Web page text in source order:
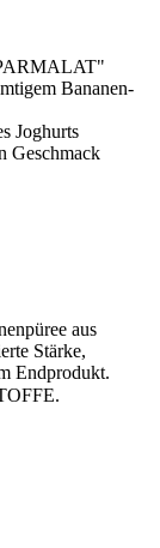
Bananen-
Joghurts
Geschmack
aus
Stärke,
Endprodukt.